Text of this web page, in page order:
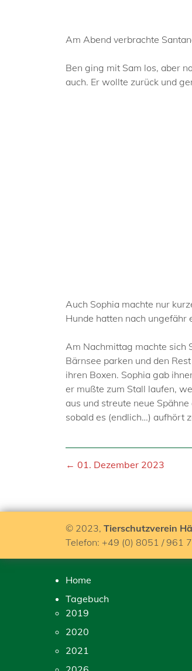
Am Abend verbrachte
Ben ging mit Sam los, aber
auch. Er wollte zurück und
Auch Sophia machte nur
Hunde hatten nach ungefähr
Am Nachmittag machte sich
Bärnsee parken und den
ihren Boxen. Sophia gab
er mußte zum Stall laufen,
aus und streute neue
sobald es (endlich…) aufhört
← 01. Dezember 2023
© 2023, Tierschutzverein
Telefon: +49 (0) 8051 / 961
Home
Tagebuch
2019
2020
2021